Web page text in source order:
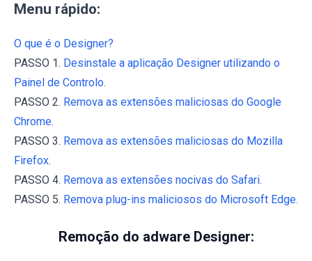
Menu rápido:
O que é o Designer?
PASSO 1. Desinstale a aplicação Designer utilizando o
Painel de Controlo.
PASSO 2. Remova as extensões maliciosas do Google
Chrome.
PASSO 3. Remova as extensões maliciosas do Mozilla
Firefox.
PASSO 4. Remova as extensões nocivas do Safari.
PASSO 5. Remova plug-ins maliciosos do Microsoft Edge.
Remoção do adware Designer: